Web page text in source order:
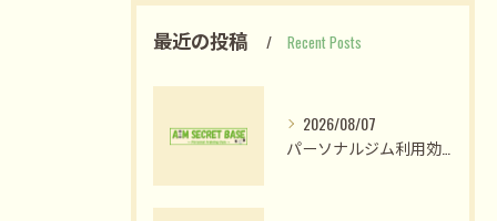
最近の投稿 Recent Posts
2026/08/07